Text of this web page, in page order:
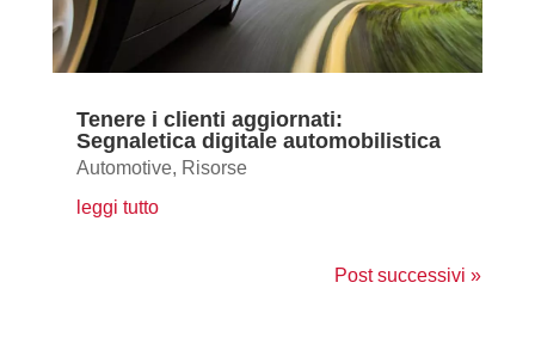
Tenere i clienti aggiornati:
Segnaletica digitale automobilistica
Automotive, Risorse
leggi tutto
Post successivi »